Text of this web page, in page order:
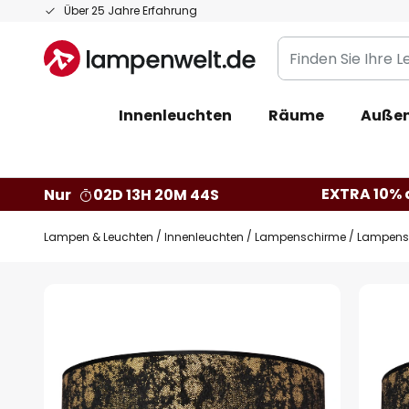
Über 25 Jahre Erfahrung
Zum
springen
Finden
Sie
Leuchte...
Innenleuchten Räume
Nur
02D 13H 20M 43S EXTRA
Lampen & Leuchten Innenleuchten Lampenschirme
Bildgalerie
springen